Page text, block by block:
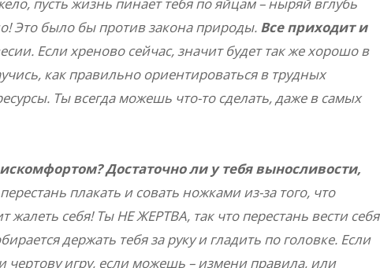
пусть жизнь пинает тебя по яйцам – ныряй вглубь
Это было бы против закона природы. Все приходит и
Если хреново сейчас, значит будет так же хорошо в
как правильно ориентироваться в трудных
Ты всегда можешь что-то сделать, даже в самых
Достаточно ли у тебя выносливости,
плакать и совать ножками из-за того, что
жалеть себя! Ты НЕ ЖЕРТВА, так что перестань вести себя
держать тебя за руку и гладить по головке. Если
чертову игру, если можешь – измени правила, или